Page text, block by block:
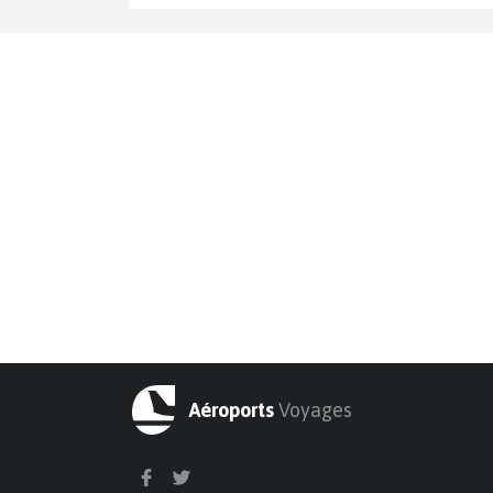
AéroportsVoyages